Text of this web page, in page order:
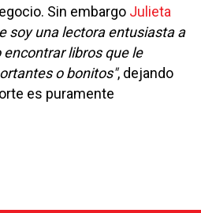
Sin embargo Julieta
soy una lectora entusiasta a
libros que le
o bonitos", dejando
es puramente